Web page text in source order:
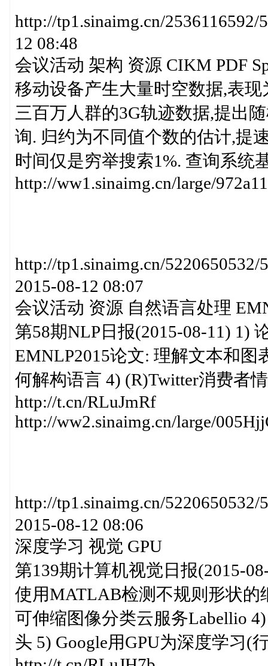
http://tp1.sinaimg.cn/
12 08:48
会议活动 架构 资源 CIKM PDF
移动设备产生大量时空数据,表现
三百万人群的3G轨迹数据,提出
询. 归约为不同值个数的估计,提
时间仅是穷举搜索1%. 查询系统
http://ww1.sinaimg.cn/large/
http://tp1.sinaimg.cn/
2015-08-12 08:07
会议活动 资源 自然语言处理
第58期NLP日报(2015-08-11) 1)
EMNLP2015论文: 理解文本和图
何解构语言 4) (R)Twitter消费者
http://t.cn/RLuJmRf
http://ww2.sinaimg.cn/large/
http://tp1.sinaimg.cn/
2015-08-12 08:06
深度学习 视觉 GPU
第139期计算机视觉日报(2015-
使用MATLAB检测不规则形状的
可伸缩图像分类云服务Labellio
头 5) Google用GPU为深度学习(